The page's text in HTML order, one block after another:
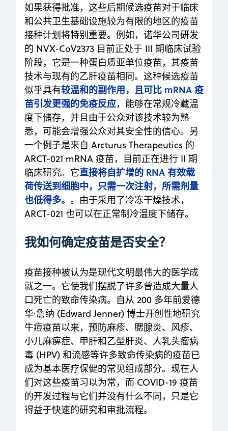
如果获得批准，这些后期候选疫苗对于临床
和公共卫生基础设施较为有限的地区的疫苗
接种计划将特别重要。例如，诺华公司研发
的 NVX-CoV2373 目前正处于 III 期临床试验
阶段，它是一种蛋白质亚单位疫苗，其疫苗
技术与现有的乙肝疫苗相同。这种候选疫苗
似乎具有较温和的副作用，且可比 mRNA 疫
苗引发更强的免疫反应，能够在常规冷藏温
度下储存，并且由于公众对该技术较为熟
悉，可能会增强公众对其安全性的信心。另
一个例子是来自 Arcturus Therapeutics 的
ARCT-021 mRNA 疫苗，目前正在进行 II 期
临床研究。它直接将自扩增的 RNA 有效载
荷传送到细胞中，只需一次注射，所需剂量
也低得多。 。由于采用了冷冻干燥技术，
ARCT-021 也可以在正常制冷温度下储存。
我如何确定疫苗是否安全？
疫苗接种被认为是现代文明最伟大的医学成
就之一。它使我们摆脱了许多曾造成大量人
口死亡的致命传染病。自从 200 多年前爱德
华·詹纳 (Edward Jenner) 博士开创性地研究
牛痘疫苗以来，预防麻疹、腮腺炎、风疹、
小儿麻痹症、甲肝和乙型肝炎、人乳头瘤病
毒 (HPV) 和流感等许多致命传染病的疫苗已
成为基本医疗保健的常见组成部分。现在人
们对这些疫苗习以为常，而 COVID-19 疫苗
的开发过程与它们并没有什么不同，只是它
得益于快速的研究和审批流程。